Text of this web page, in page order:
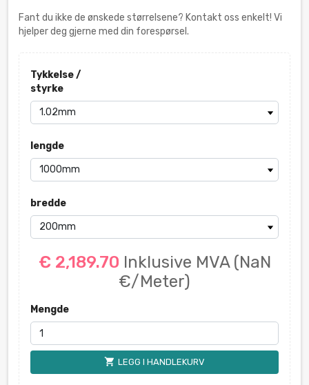
Fant du ikke de ønskede størrelsene? Kontakt oss enkelt! Vi
hjelper deg gjerne med din forespørsel.
Tykkelse /
styrke
lengde
bredde
€ 2,189.70 Inklusive MVA (NaN
€/Meter)
Mengde
shopping_cart LEGG I HANDLEKURV